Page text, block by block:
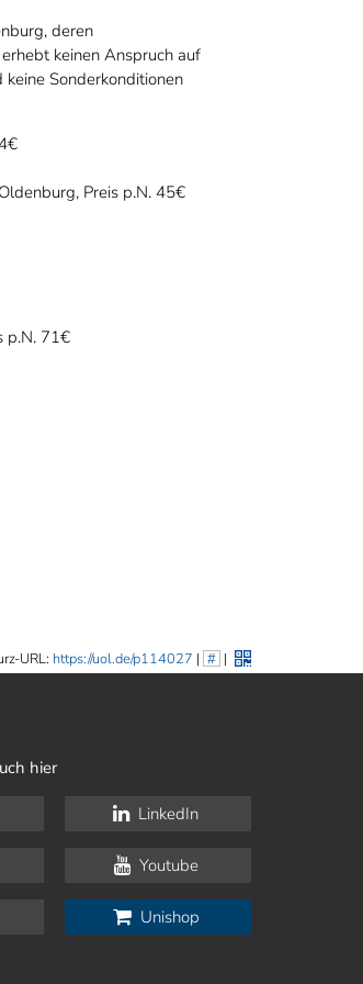
deren
keinen Anspruch auf
Sonderkonditionen
Preis p.N. 45€
p.N. 71€
URL: https://uol.de/p114027 | # |
hier
LinkedIn
Youtube
Unishop